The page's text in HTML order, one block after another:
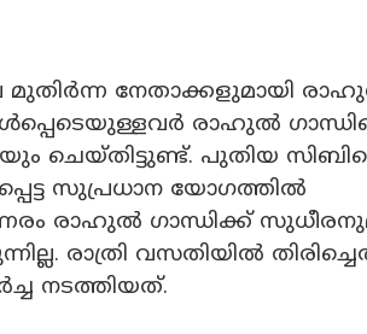
മുതിർന്ന നേതാക്കളുമായി
രാഹുൽ
ചെയ്തിട്ടുണ്ട്. പുതിയ
സുപ്രധാന യോഗത്തിൽ
രാഹുൽ ഗാന്ധിക്ക്
രാത്രി വസതിയിൽ
നടത്തിയത്.